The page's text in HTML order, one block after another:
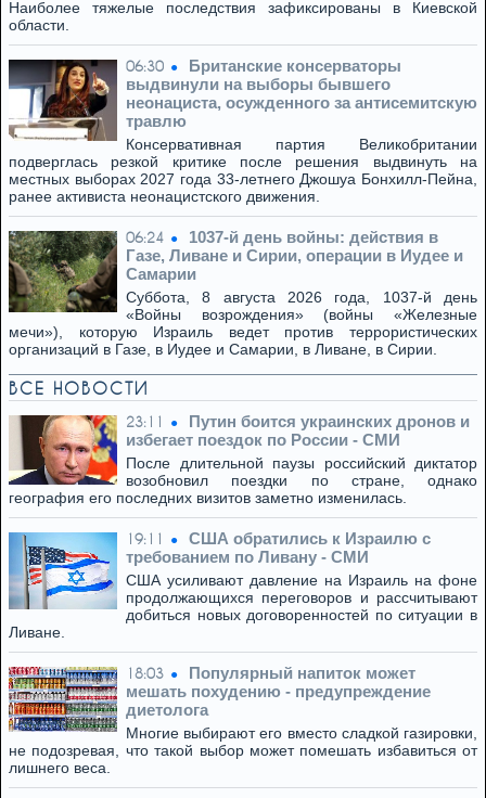
Наиболее тяжелые последствия зафиксированы в Киевской
области.
06:30
Британские консерваторы
выдвинули на выборы бывшего
неонациста, осужденного за антисемитскую
травлю
Консервативная партия Великобритании
подверглась резкой критике после решения выдвинуть на
местных выборах 2027 года 33-летнего Джошуа Бонхилл-Пейна,
ранее активиста неонацистского движения.
06:24
1037-й день войны: действия в
Газе, Ливане и Сирии, операции в Иудее и
Самарии
Суббота, 8 августа 2026 года, 1037-й день
«Войны возрождения» (войны «Железные
мечи»), которую Израиль ведет против террористических
организаций в Газе, в Иудее и Самарии, в Ливане, в Сирии.
ВСЕ НОВОСТИ
23:11
Путин боится украинских дронов и
избегает поездок по России - СМИ
После длительной паузы российский диктатор
возобновил поездки по стране, однако
география его последних визитов заметно изменилась.
19:11
США обратились к Израилю с
требованием по Ливану - СМИ
США усиливают давление на Израиль на фоне
продолжающихся переговоров и рассчитывают
добиться новых договоренностей по ситуации в
Ливане.
18:03
Популярный напиток может
мешать похудению - предупреждение
диетолога
Многие выбирают его вместо сладкой газировки,
не подозревая, что такой выбор может помешать избавиться от
лишнего веса.